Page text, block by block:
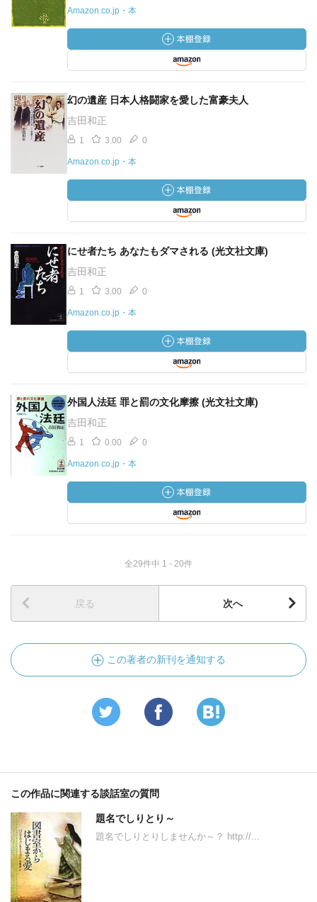
Amazon.co.jp・本
幻の遺産 日本人格闘家を愛した富豪夫人
吉田和正
1 3.00 0
Amazon.co.jp・本
にせ者たち あなたもダマされる (光文社文庫)
吉田和正
1 3.00 0
Amazon.co.jp・本
外国人法廷 罪と罰の文化摩擦 (光文社文庫)
吉田和正
1 0.00 0
Amazon.co.jp・本
全29件中 1 - 20件
戻る 次へ
この著者の新刊を通知する
この作品に関連する談話室の質問
題名でしりとり～
題名でしりとりしませんか～？ http://...